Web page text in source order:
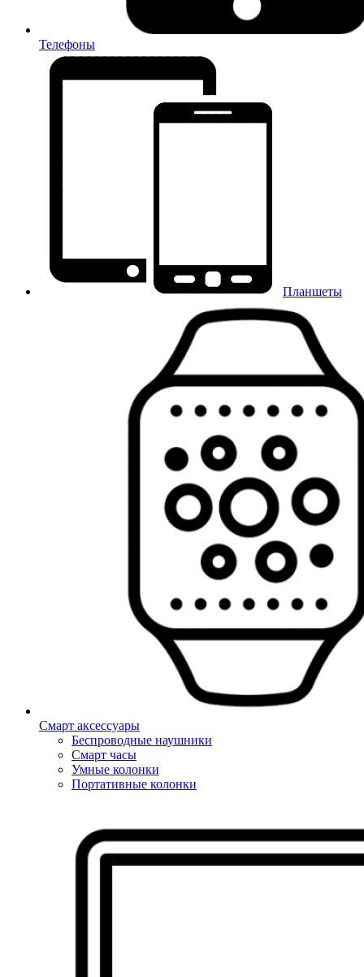
Телефоны
Планшеты
Смарт аксессуары
Беспроводные наушники
Смарт часы
Умные колонки
Портативные колонки